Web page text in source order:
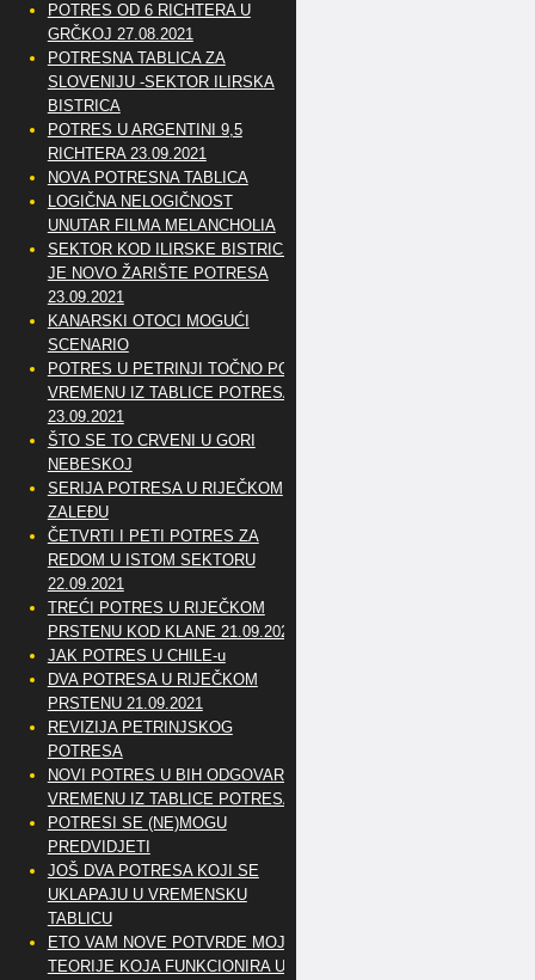
POTRES OD 6 RICHTERA U
GRČKOJ 27.08.2021
POTRESNA TABLICA ZA
SLOVENIJU -SEKTOR ILIRSKA
BISTRICA
POTRES U ARGENTINI 9,5
RICHTERA 23.09.2021
NOVA POTRESNA TABLICA
LOGIČNA NELOGIČNOST
UNUTAR FILMA MELANCHOLIA
SEKTOR KOD ILIRSKE BISTRICE
JE NOVO ŽARIŠTE POTRESA
23.09.2021
KANARSKI OTOCI MOGUĆI
SCENARIO
POTRES U PETRINJI TOČNO PO
VREMENU IZ TABLICE POTRESA
23.09.2021
ŠTO SE TO CRVENI U GORI
NEBESKOJ
SERIJA POTRESA U RIJEČKOM
ZALEĐU
ČETVRTI I PETI POTRES ZA
REDOM U ISTOM SEKTORU
22.09.2021
TREĆI POTRES U RIJEČKOM
PRSTENU KOD KLANE 21.09.2021
JAK POTRES U CHILE-u
DVA POTRESA U RIJEČKOM
PRSTENU 21.09.2021
REVIZIJA PETRINJSKOG
POTRESA
NOVI POTRES U BIH ODGOVARA
VREMENU IZ TABLICE POTRESA
POTRESI SE (NE)MOGU
PREDVIDJETI
JOŠ DVA POTRESA KOJI SE
UKLAPAJU U VREMENSKU
TABLICU
ETO VAM NOVE POTVRDE MOJE
TEORIJE KOJA FUNKCIONIRA U